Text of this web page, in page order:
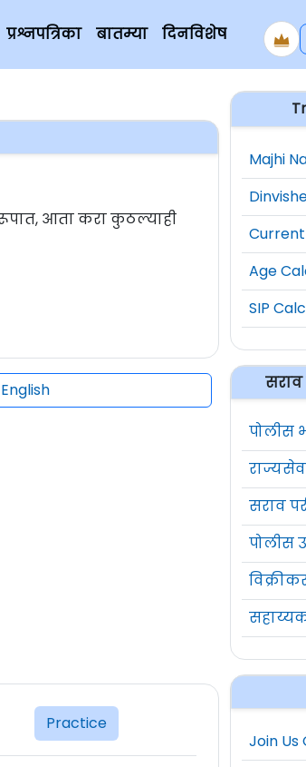
प्रश्नपत्रिका बातम्या दिनविशेष
आता करा कुठल्याही
English
Practice
Majhi
Age
SIP
सराव
पोलीस
सराव
पोलीस
Join Us